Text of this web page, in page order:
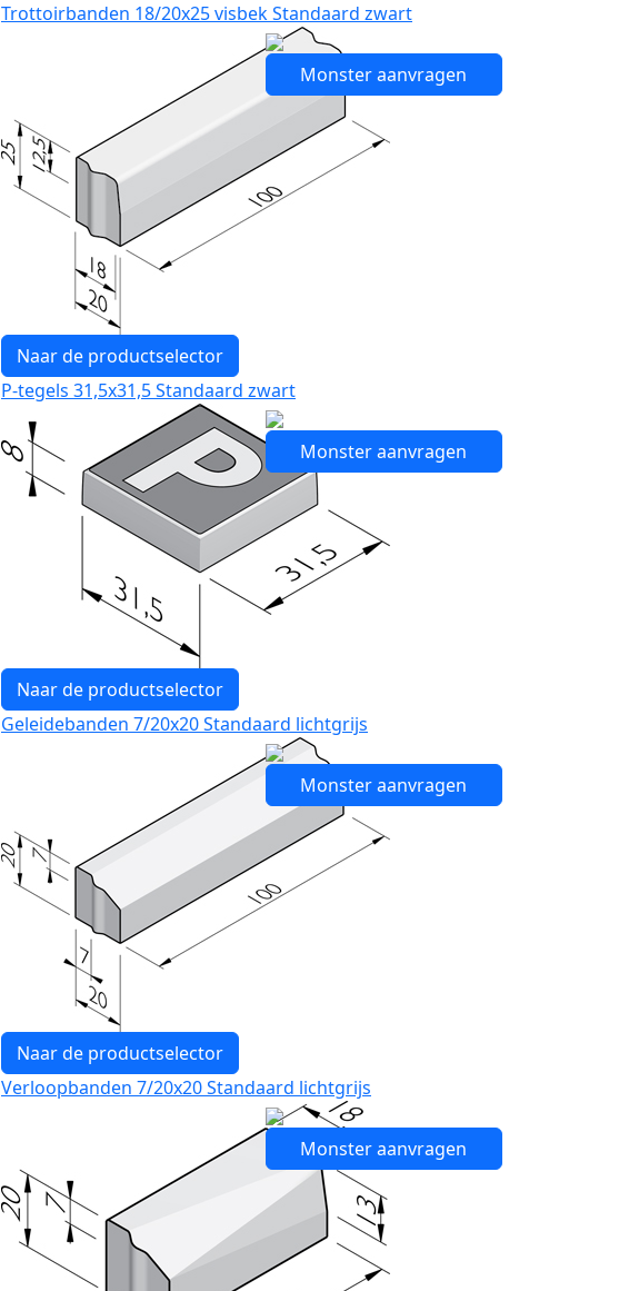
Trottoirbanden 18/20x25 visbek Standaard zwart
Naar de productselector
Monster aanvragen
P-tegels 31,5x31,5 Standaard zwart
Naar de productselector
Monster aanvragen
Geleidebanden 7/20x20 Standaard lichtgrijs
Naar de productselector
Monster aanvragen
Verloopbanden 7/20x20 Standaard lichtgrijs
Monster aanvragen